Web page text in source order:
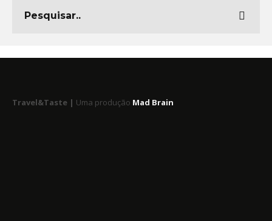
Travel&Taste | Uma produção Mad Brain